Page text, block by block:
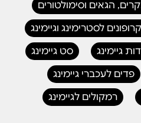
הגאים וסימולטורים
לסטרימינג וגיימינג
גיימינג
סט גיימינג
פדים לעכברי גיימינג
רמקולים לגיימינג